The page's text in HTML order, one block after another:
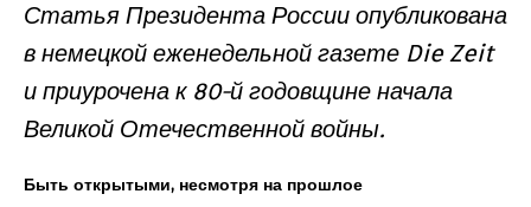
Статья Президента России опубликована
в немецкой еженедельной газете Die Zeit
и приурочена к 80-й годовщине начала
Великой Отечественной войны.
Быть открытыми, несмотря на прошлое